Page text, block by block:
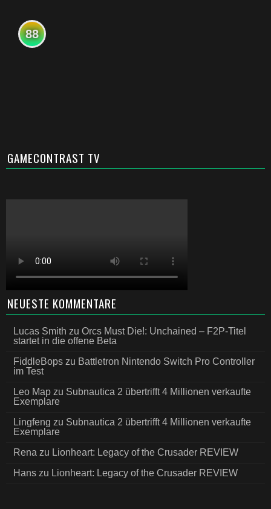
88
GAMECONTRAST TV
NEUESTE KOMMENTARE
Lucas Smith zu Orcs Must Die!: Unchained – F2P-Titel
startet in die offene Beta
FiddleBops zu Battletron Nintendo Switch Pro Controller
im Test
Leo Map zu Subnautica 2 übertrifft 4 Millionen verkaufte
Exemplare
Lingfeng zu Subnautica 2 übertrifft 4 Millionen verkaufte
Exemplare
Rena zu Lionheart: Legacy of the Crusader REVIEW
Hans zu Lionheart: Legacy of the Crusader REVIEW